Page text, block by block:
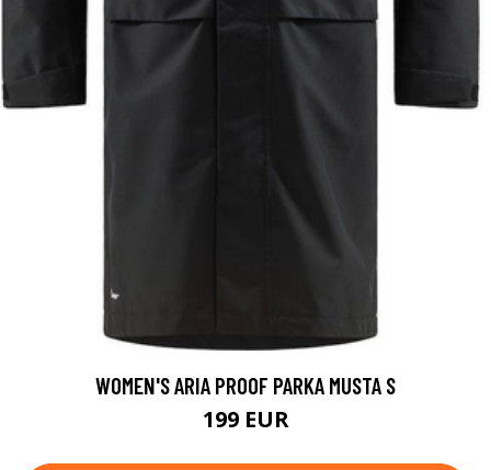
WOMEN'S ARIA PROOF PARKA MUSTA S
199 EUR